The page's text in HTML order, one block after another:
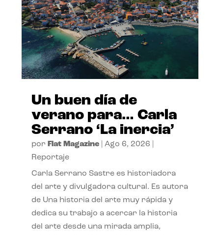
Un buen día de
verano para… Carla
Serrano ‘La inercia’
por Flat Magazine| Ago 6, 2026
Reportaje
Carla Serrano Sastre es historiadora
del arte y divulgadora cultural. Es autora
de Una historia del arte muy rápida y
dedica su trabajo a acercar la historia
del arte desde una mirada amplia,